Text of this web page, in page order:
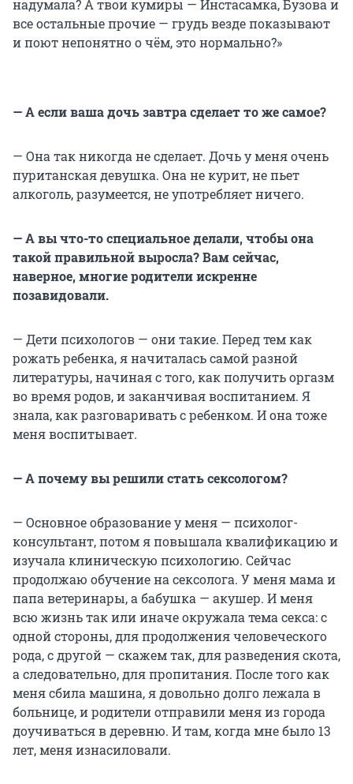
надумала? А твои кумиры — Инстасамка, Бузова и
все остальные прочие — грудь везде показывают
и поют непонятно о чём, это нормально?»
— А если ваша дочь завтра сделает то же самое?
— Она так никогда не сделает. Дочь у меня очень
пуританская девушка. Она не курит, не пьет
алкоголь, разумеется, не употребляет ничего.
— А вы что-то специальное делали, чтобы она
такой правильной выросла? Вам сейчас,
наверное, многие родители искренне
позавидовали.
— Дети психологов — они такие. Перед тем как
рожать ребенка, я начиталась самой разной
литературы, начиная с того, как получить оргазм
во время родов, и заканчивая воспитанием. Я
знала, как разговаривать с ребенком. И она тоже
меня воспитывает.
— А почему вы решили стать сексологом?
— Основное образование у меня — психолог-
консультант, потом я повышала квалификацию и
изучала клиническую психологию. Сейчас
продолжаю обучение на сексолога. У меня мама и
папа ветеринары, а бабушка — акушер. И меня
всю жизнь так или иначе окружала тема секса: с
одной стороны, для продолжения человеческого
рода, с другой — скажем так, для разведения скота,
а следовательно, для пропитания. После того как
меня сбила машина, я довольно долго лежала в
больнице, и родители отправили меня из города
доучиваться в деревню. И там, когда мне было 13
лет, меня изнасиловали.